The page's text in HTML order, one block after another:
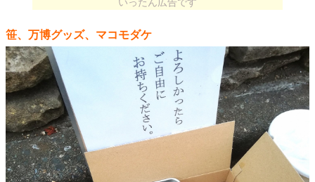
笹、万博グッズ、マコモダケ